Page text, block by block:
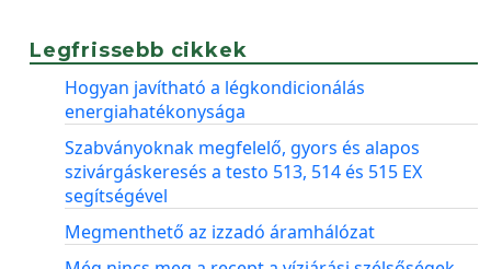
Legfrissebb cikkek
Hogyan javítható a légkondicionálás
energiahatékonysága
Szabványoknak megfelelő, gyors és alapos
szivárgáskeresés a testo 513, 514 és 515 EX
segítségével
Megmenthető az izzadó áramhálózat